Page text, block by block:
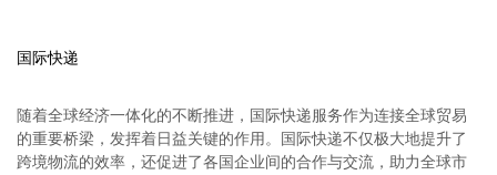
国际快递
随着全球经济一体化的不断推进，国际快递服务作为连接全球贸易
的重要桥梁，发挥着日益关键的作用。国际快递不仅极大地提升了
跨境物流的效率，还促进了各国企业间的合作与交流，助力全球市